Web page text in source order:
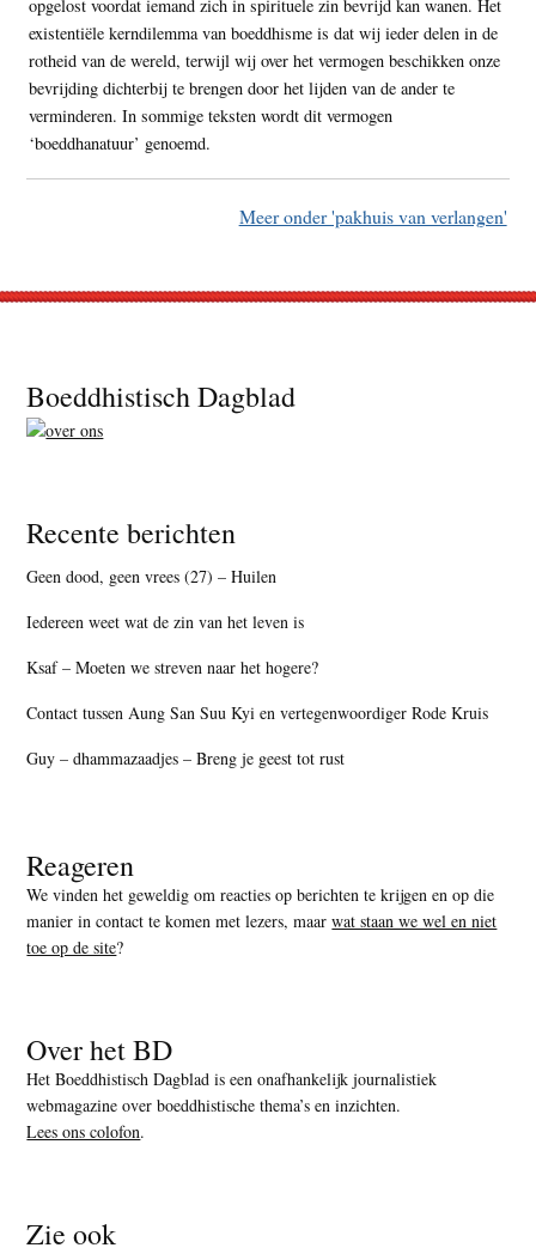
opgelost voordat iemand zich in spirituele zin bevrijd kan wanen. Het
existentiële kerndilemma van boeddhisme is dat wij ieder delen in de
rotheid van de wereld, terwijl wij over het vermogen beschikken onze
bevrijding dichterbij te brengen door het lijden van de ander te
verminderen. In sommige teksten wordt dit vermogen
‘boeddhanatuur’ genoemd.
Meer onder 'pakhuis van verlangen'
Footer
Boeddhistisch Dagblad
Recente berichten
Geen dood, geen vrees (27) – Huilen
Iedereen weet wat de zin van het leven is
Ksaf – Moeten we streven naar het hogere?
Contact tussen Aung San Suu Kyi en vertegenwoordiger Rode Kruis
Guy – dhammazaadjes – Breng je geest tot rust
Reageren
We vinden het geweldig om reacties op berichten te krijgen en op die
manier in contact te komen met lezers, maarwat staan we wel en niet
toe op de site?
Over het BD
Het Boeddhistisch Dagblad is een onafhankelijk journalistiek
webmagazine over boeddhistische thema’s en inzichten.
Lees ons colofon.
Zie ook